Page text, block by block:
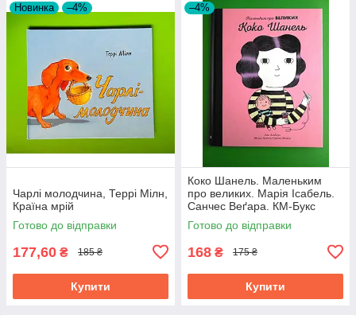
Новинка –4%
Чарлі молодчина, Террі Мілн,
Країна мрій
Готово до відправки
177,60 ₴ 185 ₴
Купити
–4%
Коко Шанель. Маленьким
про великих. Марія Ісабель.
Санчес Веґара. КМ-Букс
Готово до відправки
168 ₴ 175 ₴
Купити